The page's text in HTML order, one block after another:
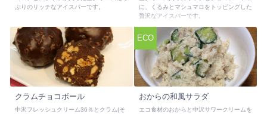
ぷりのリッチなアイスバーです。
に、くるみとマシュマロをトッピングした
贅沢なアイスバーです。
クラムチョコボール
中沢フレッシュクリーム36％とクラム(そ
ECO
おからの和風サラダ
エコ食材のおからと中沢サワークリームを